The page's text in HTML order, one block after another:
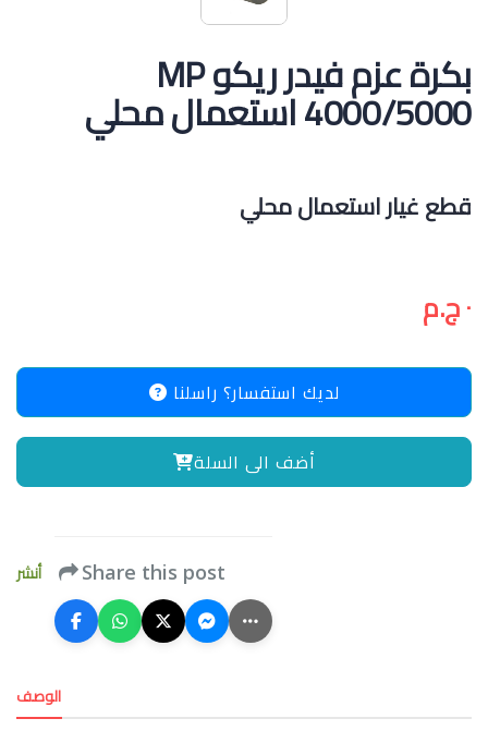
بكرة عزم فيدر ريكو MP
4000/5000 استعمال محلي
قطع غيار استعمال محلي
٠ ج.م
لديك استفسار؟ راسلنا
أضف الى السلة
أنشر Share this post
الوصف